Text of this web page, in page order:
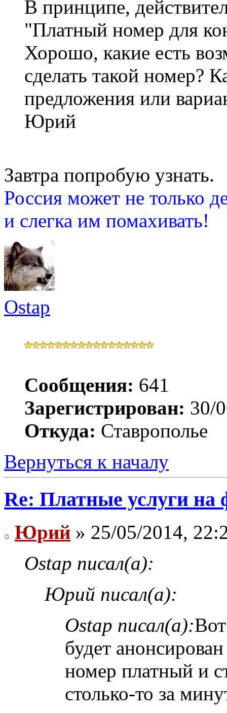
В принципе,
"Платный номер для
Хорошо, какие есть
сделать такой номер?
предложения или
Юрий
Завтра попробую узнать.
Россия может не только
и слегка им помахивать!
Ostap
Сообщения: 641
Зарегистрирован: 30/
Откуда: Ставрополье
Вернуться к началу
Re: Платные услуги на
Юрий » 25/05/2014,
Ostap писал(а):
Юрий писал(а):
Ostap писал(а):
будет
номер платный и
столько-то за